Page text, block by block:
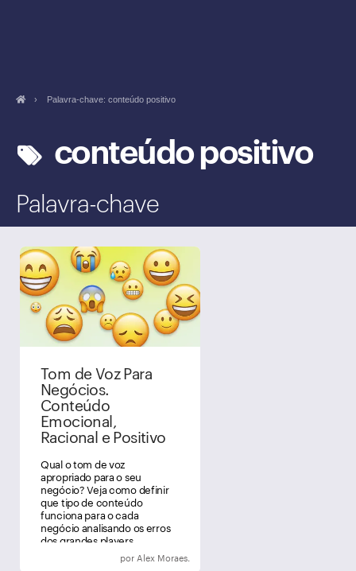
› Palavra-chave: conteúdo positivo
conteúdo positivo
Palavra-chave
Tom de Voz Para
Negócios.
Conteúdo
Emocional,
Racional e Positivo
Qual o tom de voz
apropriado para o seu
negócio? Veja como definir
que tipo de conteúdo
funciona para o cada
negócio analisando os erros
dos grandes players.
por Alex Moraes.